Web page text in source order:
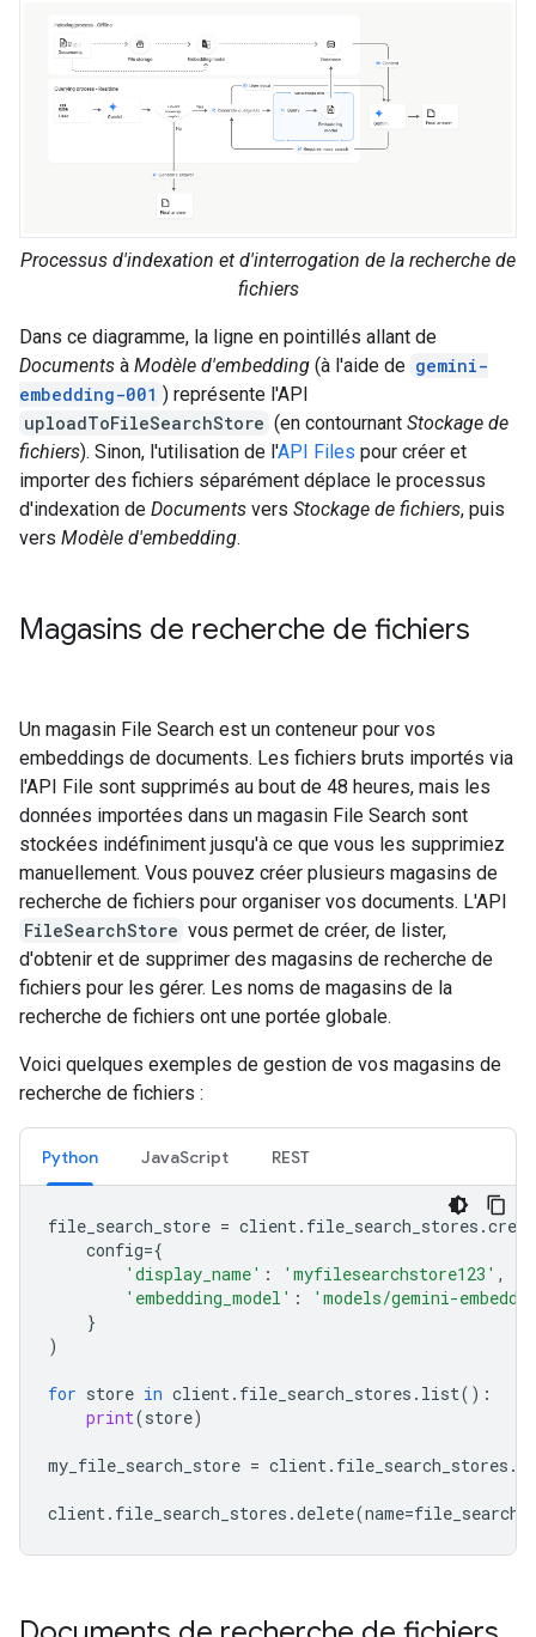
Processus d'indexation et d'interrogation de la recherche de
fichiers
Dans ce diagramme, la ligne en pointillés allant de
Documents à Modèle d'embedding (à l'aide de gemini-
embedding-001 ) représente l'API
uploadToFileSearchStore (en contournant Stockage de
fichiers). Sinon, l'utilisation de l'API Files pour créer et
importer des fichiers séparément déplace le processus
d'indexation de Documents vers Stockage de fichiers, puis
vers Modèle d'embedding.
Magasins de recherche de fichiers
Un magasin File Search est un conteneur pour vos
embeddings de documents. Les fichiers bruts importés via
l'API File sont supprimés au bout de 48 heures, mais les
données importées dans un magasin File Search sont
stockées indéfiniment jusqu'à ce que vous les supprimiez
manuellement. Vous pouvez créer plusieurs magasins de
recherche de fichiers pour organiser vos documents. L'API
FileSearchStore vous permet de créer, de lister,
d'obtenir et de supprimer des magasins de recherche de
fichiers pour les gérer. Les noms de magasins de la
recherche de fichiers ont une portée globale.
Voici quelques exemples de gestion de vos magasins de
recherche de fichiers :
Python JavaScript REST
file_search_store = client. file_search_stores .
config={
'display_name' : 'myfilesearchstore123' ,
'embedding_model' :
'models/gemini-
}
)
for store in client. file_search_stores . list():
print(store)
my_file_search_store = client. file_search_stores .
client. file_search_stores .delete(name=